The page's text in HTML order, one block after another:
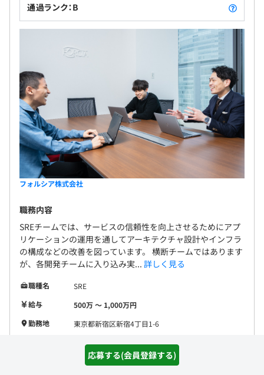
応募する(会員登録する)
通過ランク：B
フォルシア株式会社
職務内容
SREチームでは、サービスの信頼性を向上させるためにアプ
リケーションの運用を通してアーキテクチャ設計やインフラ
の構成などの改善を図っています。 横断チームではあります
が、各開発チームに入り込み実... 詳しく見る
職種名
SRE
給与
500万 〜 1,000万円
勤務地
東京都新宿区新宿4丁目1-6
Python3 TypeScript Python2
Node.js React Express